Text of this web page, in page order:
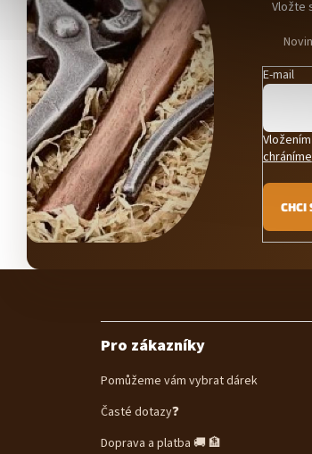
Vložte
E-mail
chráníme
CHCI
Pro zákazníky
Pomůžeme vám vybrat dárek
Časté dotazy❓
Doprava a platba 🚚 🏦